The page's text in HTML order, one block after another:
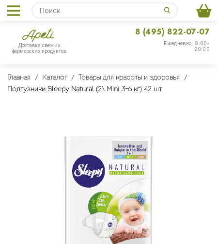
Доставка свежих
фермерских продуктов
Ежедневно: 8:00-
20:00
8 (495) 822-07-07
Главная Каталог
Товары для красоты и здоровья
Подгузники Sleepy Natural (2\ Mini 3-6 кг) 42 шт